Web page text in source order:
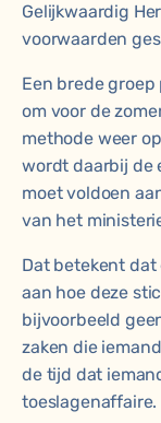
Gelijkwaardig
voorwaarden
Een brede
om voor de
methode weer
wordt daarbij de
moet voldoen
van het
Dat betekent
aan hoe deze
bijvoorbeeld
zaken die
de tijd dat
toeslagenaffaire.